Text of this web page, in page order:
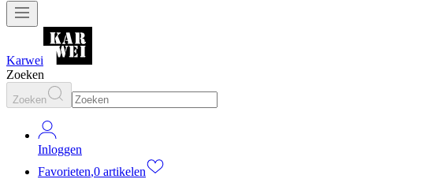
Karwei
Zoeken
Zoeken
Inloggen
Favorieten,0 artikelen